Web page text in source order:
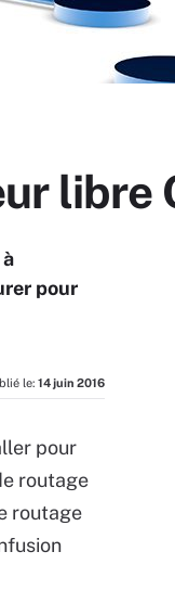
libre
pour
le: 14 juin 2016
pour
routage
routage